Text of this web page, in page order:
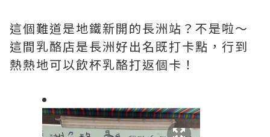
這個難道是地鐵新開的長洲站？不是啦～
這間乳酪店是長洲好出名既打卡點，行到
熱熱地可以飲杯乳酪打返個卡！